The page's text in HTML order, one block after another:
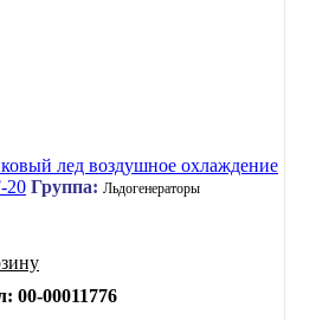
лед воздушное охлаждение
20 Группа: Льдогенераторы
00-00011776